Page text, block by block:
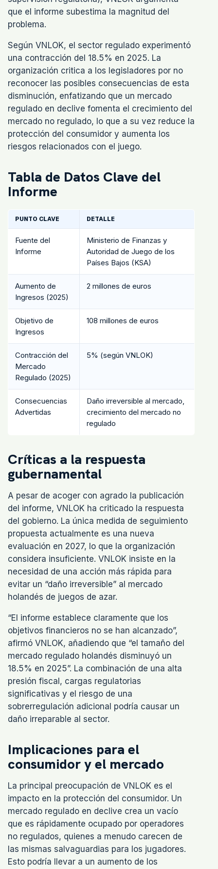
que el informe subestima la magnitud del
problema.
Según VNLOK, el sector regulado experimentó
una contracción del 18.5% en 2025. La
organización critica a los legisladores por no
reconocer las posibles consecuencias de esta
disminución, enfatizando que un mercado
regulado en declive fomenta el crecimiento del
mercado no regulado, lo que a su vez reduce la
protección del consumidor y aumenta los
riesgos relacionados con el juego.
Tabla de Datos Clave del
Informe
PUNTO CLAVE DETALLE
Fuente del
Informe
Ministerio de Finanzas y
Autoridad de Juego de los
Países Bajos (KSA)
Aumento de
Ingresos (2025)
2 millones de euros
Objetivo de
Ingresos
108 millones de euros
Contracción del
Mercado
Regulado (2025)
5% (según VNLOK)
Consecuencias
Advertidas
Daño irreversible al mercado,
crecimiento del mercado no
regulado
Críticas a la respuesta
gubernamental
A pesar de acoger con agrado la publicación
del informe, VNLOK ha criticado la respuesta
del gobierno. La única medida de seguimiento
propuesta actualmente es una nueva
evaluación en 2027, lo que la organización
considera insuficiente. VNLOK insiste en la
necesidad de una acción más rápida para
evitar un “daño irreversible” al mercado
holandés de juegos de azar.
“El informe establece claramente que los
objetivos financieros no se han alcanzado”,
afirmó VNLOK, añadiendo que “el tamaño del
mercado regulado holandés disminuyó un
18.5% en 2025”. La combinación de una alta
presión fiscal, cargas regulatorias
significativas y el riesgo de una
sobrerregulación adicional podría causar un
daño irreparable al sector.
Implicaciones para el
consumidor y el mercado
La principal preocupación de VNLOK es el
impacto en la protección del consumidor. Un
mercado regulado en declive crea un vacío
que es rápidamente ocupado por operadores
no regulados, quienes a menudo carecen de
las mismas salvaguardias para los jugadores.
Esto podría llevar a un aumento de los